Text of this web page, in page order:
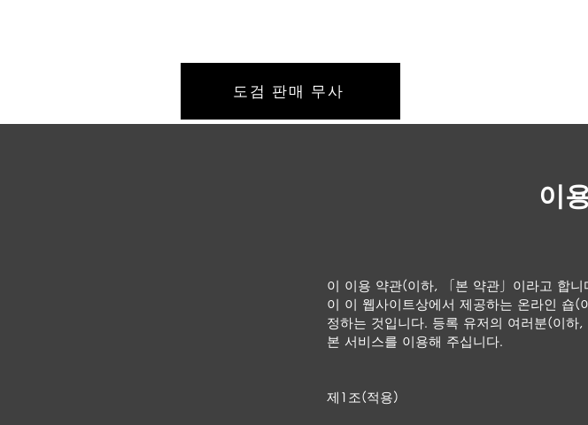
도검 판매 무사
이
이 이용 약관(이하, 「본 약관」이라고 합
이 이 웹사이트상에서 제공하는 온라인 숍
정하는 것입니다. 등록 유저의 여러분(이하
본 서비스를 이용해 주십니다.
제1조(적용)